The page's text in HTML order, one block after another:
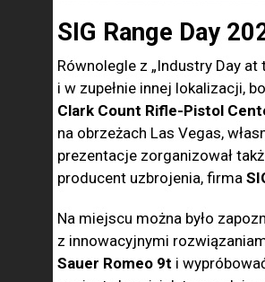
SIG Range Day
Równolegle z „Industry Day at
i w zupełnie innej lokalizacji,
Clark Count Rifle-Pistol
na obrzeżach Las Vegas,
prezentacje zorganizował
producent uzbrojenia, firma
Na miejscu można było
z innowacyjnymi
Sauer Romeo 9t i